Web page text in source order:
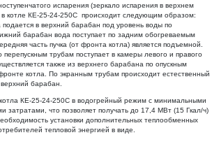
испарения (зеркало испарения в верхнем
в котле КЕ-25-24-250С происходит следующим образом:
подается в верхний барабан под уровень воды по
барабан вода поступает по задним обогреваемым
часть пучка (от фронта котла) является подъемной.
трубам поступает в камеры левого и правого
также из верхнего барабана по опускным
котла. По экранным трубам происходит естественный
барабан.
КЕ-25-24-250С в водогрейный режим с минимальными
что позволяет получать до 17,4 МВт (15 Гкал/ч)
установки дополнительных теплообменных
тепловой энергией в виде.